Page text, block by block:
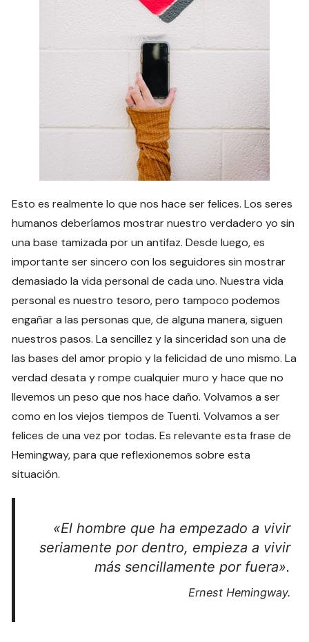
Esto es realmente lo que nos hace ser felices. Los seres
humanos deberíamos mostrar nuestro verdadero yo sin
una base tamizada por un antifaz. Desde luego, es
importante ser sincero con los seguidores sin mostrar
demasiado la vida personal de cada uno. Nuestra vida
personal es nuestro tesoro, pero tampoco podemos
engañar a las personas que, de alguna manera, siguen
nuestros pasos. La sencillez y la sinceridad son una de
las bases del amor propio y la felicidad de uno mismo. La
verdad desata y rompe cualquier muro y hace que no
llevemos un peso que nos hace daño. Volvamos a ser
como en los viejos tiempos de Tuenti. Volvamos a ser
felices de una vez por todas. Es relevante esta frase de
Hemingway, para que reflexionemos sobre esta
situación.
«El hombre que ha empezado a vivir
seriamente por dentro, empieza a vivir
más sencillamente por fuera».
Ernest Hemingway.